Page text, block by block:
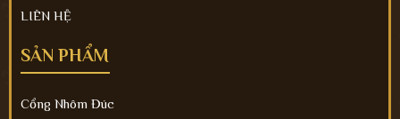
LIÊN HỆ
SẢN PHẨM
Cổng Nhôm Đúc